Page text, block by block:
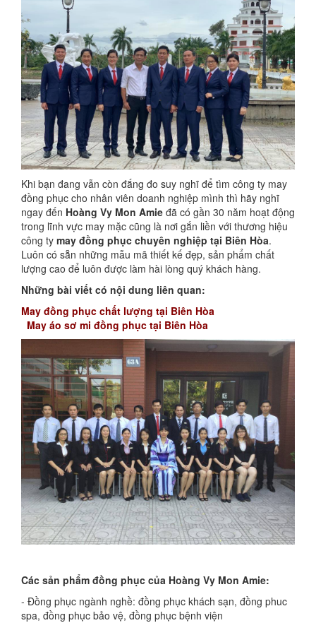
Khi bạn đang vẫn còn đắng đo suy nghĩ để tìm công ty may
đồng phục cho nhân viên doanh nghiệp mình thì hãy nghĩ
ngay đến Hoàng Vy Mon Amie đã có gần 30 năm hoạt động
trong lĩnh vực may mặc cũng là nơi gắn liền với thương hiệu
công ty may đồng phục chuyên nghiệp tại Biên Hòa.
Luôn có sẵn những mẫu mã thiết kế đẹp, sản phẩm chất
lượng cao để luôn được làm hài lòng quý khách hàng.
Những bài viết có nội dung liên quan:
May đồng phục chất lượng tại Biên Hòa
May áo sơ mi đồng phục tại Biên Hòa
Các sản phẩm đồng phục của Hoàng Vy Mon Amie:
- Đồng phục ngành nghề: đồng phục khách sạn, đồng phuc
spa, đồng phục bảo vệ, đồng phục bệnh viện